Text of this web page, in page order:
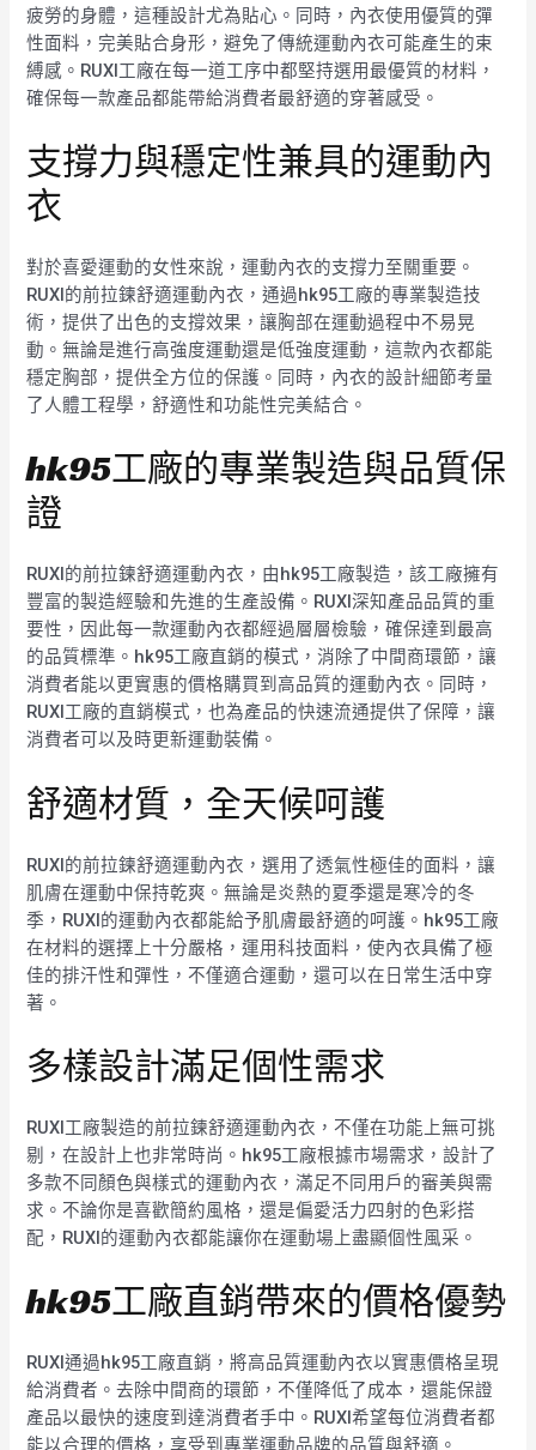
疲勞的身體，這種設計尤為貼心。同時，內衣使用優質的彈
性面料，完美貼合身形，避免了傳統運動內衣可能產生的束
縛感。RUXI工廠在每一道工序中都堅持選用最優質的材料，
確保每一款產品都能帶給消費者最舒適的穿著感受。
支撐力與穩定性兼具的運動內
衣
對於喜愛運動的女性來說，運動內衣的支撐力至關重要。
RUXI的前拉鍊舒適運動內衣，通過hk95工廠的專業製造技
術，提供了出色的支撐效果，讓胸部在運動過程中不易晃
動。無論是進行高強度運動還是低強度運動，這款內衣都能
穩定胸部，提供全方位的保護。同時，內衣的設計細節考量
了人體工程學，舒適性和功能性完美結合。
hk95工廠的專業製造與品質保
證
RUXI的前拉鍊舒適運動內衣，由hk95工廠製造，該工廠擁有
豐富的製造經驗和先進的生產設備。RUXI深知產品品質的重
要性，因此每一款運動內衣都經過層層檢驗，確保達到最高
的品質標準。hk95工廠直銷的模式，消除了中間商環節，讓
消費者能以更實惠的價格購買到高品質的運動內衣。同時，
RUXI工廠的直銷模式，也為產品的快速流通提供了保障，讓
消費者可以及時更新運動裝備。
舒適材質，全天候呵護
RUXI的前拉鍊舒適運動內衣，選用了透氣性極佳的面料，讓
肌膚在運動中保持乾爽。無論是炎熱的夏季還是寒冷的冬
季，RUXI的運動內衣都能給予肌膚最舒適的呵護。hk95工廠
在材料的選擇上十分嚴格，運用科技面料，使內衣具備了極
佳的排汗性和彈性，不僅適合運動，還可以在日常生活中穿
著。
多樣設計滿足個性需求
RUXI工廠製造的前拉鍊舒適運動內衣，不僅在功能上無可挑
剔，在設計上也非常時尚。hk95工廠根據市場需求，設計了
多款不同顏色與樣式的運動內衣，滿足不同用戶的審美與需
求。不論你是喜歡簡約風格，還是偏愛活力四射的色彩搭
配，RUXI的運動內衣都能讓你在運動場上盡顯個性風采。
hk95工廠直銷帶來的價格優勢
RUXI通過hk95工廠直銷，將高品質運動內衣以實惠價格呈現
給消費者。去除中間商的環節，不僅降低了成本，還能保證
產品以最快的速度到達消費者手中。RUXI希望每位消費者都
能以合理的價格，享受到專業運動品牌的品質與舒適。